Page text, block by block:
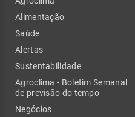
Alimentação
Saúde
Alertas
Sustentabilidade
Agroclima - Boletim Semanal
de previsão do tempo
Negócios